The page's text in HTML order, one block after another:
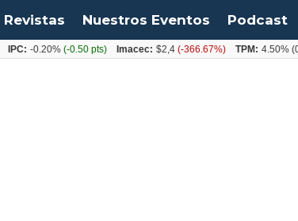
Revistas Nuestros Eventos Podcast
-0.20%(-0.50 pts) Imacec: $2,4(-366.67%) TPM: 4.50% (0.00%)